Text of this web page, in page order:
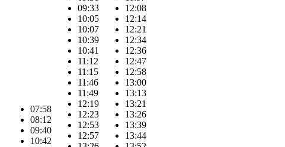
07:58
08:12
09:40
10:42
09:33
10:05
10:07
10:39
10:41
11:12
11:15
11:46
11:49
12:19
12:23
12:53
12:57
12:08
12:14
12:21
12:34
12:36
12:47
12:58
13:00
13:13
13:21
13:26
13:39
13:44